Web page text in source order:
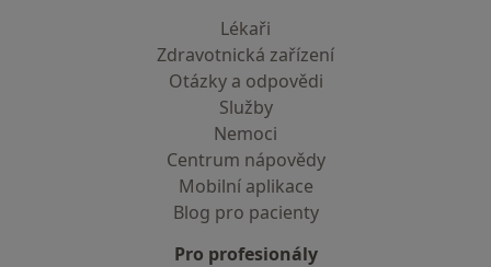
Lékaři
Zdravotnická zařízení
Otázky a odpovědi
Služby
Nemoci
Centrum nápovědy
Mobilní aplikace
Blog pro pacienty
Pro profesionály